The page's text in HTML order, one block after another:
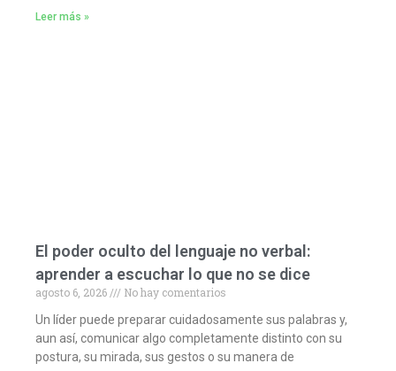
Leer más »
El poder oculto del lenguaje no verbal:
aprender a escuchar lo que no se dice
agosto 6, 2026
No hay comentarios
Un líder puede preparar cuidadosamente sus palabras y,
aun así, comunicar algo completamente distinto con su
postura, su mirada, sus gestos o su manera de